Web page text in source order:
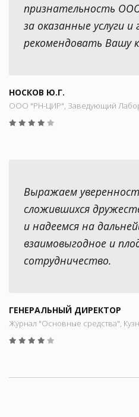
признательность
за оказанные услуги и
рекомендовать Вашу
НОСКОВ Ю.Г.
ООО "РН-ЦИР", Заведующий
Выражаем
сложившихся
и надеемся на
взаимовыгодное и
сотрудничество.
ГЕНЕРАЛЬНЫЙ ДИРЕКТОР
Журнал "Основные средства",